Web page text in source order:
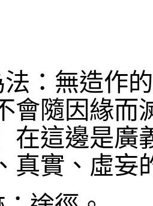
：無造作
會隨因緣而
在這邊是
真實、虛妄